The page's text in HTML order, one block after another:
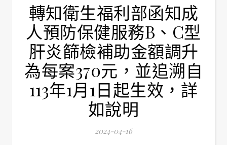
轉知衛生福利部函知成
人預防保健服務B、C型
肝炎篩檢補助金額調升
為每案370元，並追溯自
113年1月1日起生效，詳
如說明
2024-04-16